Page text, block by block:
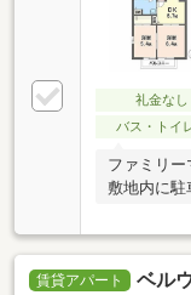
礼金なし
バス・トイ
ファミリー
敷地内に駐
賃貸アパート ベル